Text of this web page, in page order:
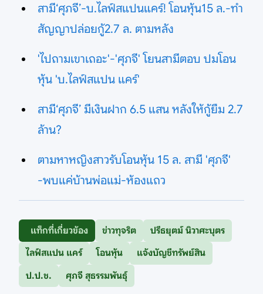
สามี‘ศุภจี’-บ.ไลฟ์สแปนแคร์! โอนหุ้น15 ล.-ทำ
สัญญาปล่อยกู้2.7 ล. ตามหลัง
'ไปถามเขาเถอะ'-'ศุภจี' โยนสามีตอบ ปมโอน
หุ้น 'บ.ไลฟ์สแปน แคร์'
สามี‘ศุภจี’ มีเงินฝาก 6.5 แสน หลังให้กู้ยืม 2.7
ล้าน?
ตามหาหญิงสาวรับโอนหุ้น 15 ล. สามี 'ศุภจี'
-พบแค่บ้านพ่อแม่-ห้องแถว
แท็กที่เกี่ยวข้อง ข่าวทุจริต
ปรีธยุตม์ นิวาศะบุตร
ไลฟ์สแปน แคร์
โอนหุ้น
แจ้งบัญชีทรัพย์สิน
ป.ป.ช.
ศุภจี สุธรรมพันธุ์